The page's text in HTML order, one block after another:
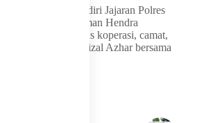
Hulu turut dihadiri Jajaran Polres
Padang Pariaman Hendra
daerah, pengurus koperasi, camat,
Kota Pariaman Afrizal Azhar bersama